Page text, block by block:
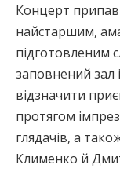
Концерт
найстаршим,
підготовленим
заповнений зал
відзначити
протягом
глядачів, а
Клименко й